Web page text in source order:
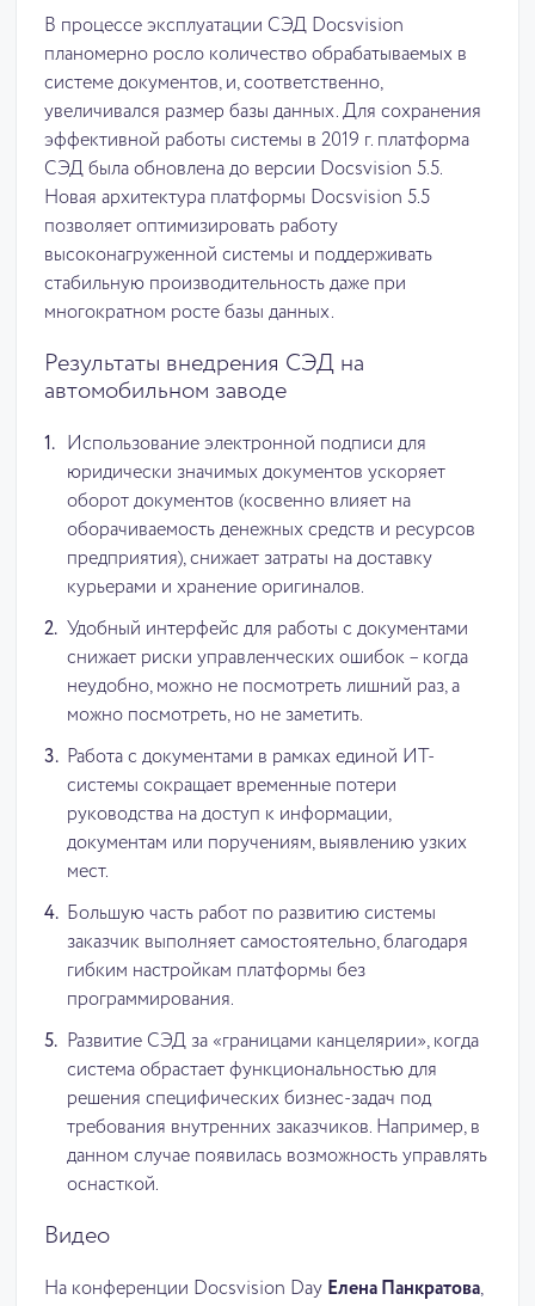
В процессе эксплуатации СЭД Docsvision
планомерно росло количество обрабатываемых в
системе документов, и, соответственно,
увеличивался размер базы данных. Для сохранения
эффективной работы системы в 2019 г. платформа
СЭД была обновлена до версии Docsvision 5.5.
Новая архитектура платформы Docsvision 5.5
позволяет оптимизировать работу
высоконагруженной системы и поддерживать
стабильную производительность даже при
многократном росте базы данных.
Результаты внедрения СЭД на
автомобильном заводе
Использование электронной подписи для
юридически значимых документов ускоряет
оборот документов (косвенно влияет на
оборачиваемость денежных средств и ресурсов
предприятия), снижает затраты на доставку
курьерами и хранение оригиналов.
Удобный интерфейс для работы с документами
снижает риски управленческих ошибок – когда
неудобно, можно не посмотреть лишний раз, а
можно посмотреть, но не заметить.
Работа с документами в рамках единой ИТ-
системы сокращает временные потери
руководства на доступ к информации,
документам или поручениям, выявлению узких
мест.
Большую часть работ по развитию системы
заказчик выполняет самостоятельно, благодаря
гибким настройкам платформы без
программирования.
Развитие СЭД за «границами канцелярии», когда
система обрастает функциональностью для
решения специфических бизнес-задач под
требования внутренних заказчиков. Например, в
данном случае появилась возможность управлять
оснасткой.
Видео
На конференции Docsvision Day Елена Панкратова,